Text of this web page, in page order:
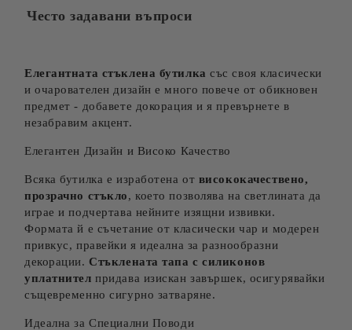
Често задавани въпроси
Елегантната стъклена бутилкасъс своя класически
и очарователен дизайн е много повече от обикновен
предмет - добавете докорация и я превърнете в
незабравим акцент.
Елегантен Дизайн и Високо Качество
Всяка бутилка е изработена от висококачествено,
прозрачно стъкло, което позволява на светлината да
играе и подчертава нейните изящни извивки.
Формата й е съчетание от класически чар и модерен
привкус, правейки я идеална за разнообразни
декорации. Стъклената тапа с силиконов
уплатнителпридава изискан завършек, осигурявайки
същевременно сигурно затваряне.
Идеална за Специални Поводи